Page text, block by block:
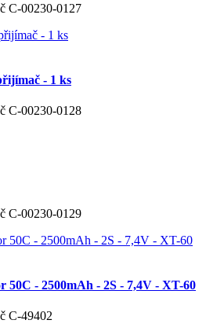
C-00230-0127
- 1 ks
C-00230-0128
C-00230-0129
50C - 2500mAh - 2S - 7,4V - XT-60
C-49402